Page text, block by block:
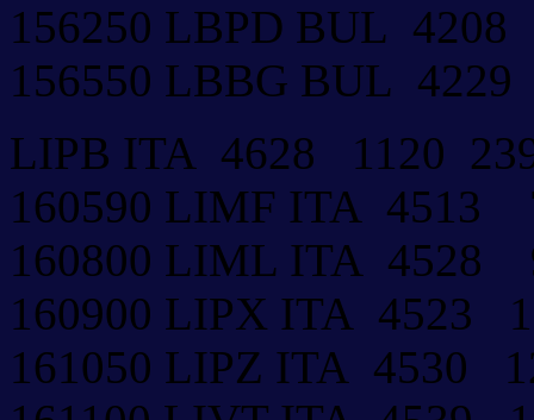
156250 LBPD BUL
156550 LBBG BUL
LIPB ITA 4628 1120
160590 LIMF ITA 4513
160800 LIML ITA 4528
160900 LIPX ITA 4523
161050 LIPZ ITA 4530